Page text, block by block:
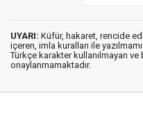
UYARI: Küfür, hakaret, rencide
içeren, imla kuralları ile
Türkçe karakter kullanılmayan
onaylanmamaktadır.